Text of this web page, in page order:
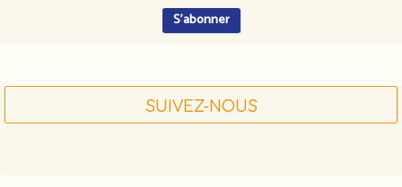
SUIVEZ-NOUS